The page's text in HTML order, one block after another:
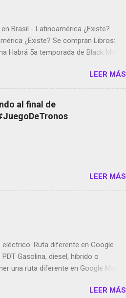
Brasil - Latinoamérica ¿Existe?
¿Existe? Se compran Libros:
Habrá 5a temporada de Black Mirror
selfies en la red social Riddley
Francisco regaña a los que usan
de la Tierra Media GoBee - StartUp
en Instagram Vodafone: me siento
chingas tu... http://amzn.to/2z1UkPK
LEER MÁS
al final de
LEER MÁS
Ruta diferente en Google
Gasolina, diesel, híbrido o
una ruta diferente en Google Maps.
desarrolladores de Alphabet, laLEER MÁS